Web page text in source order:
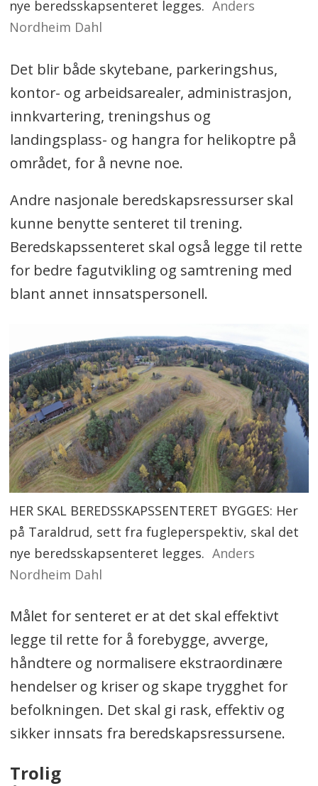
nye beredsskapsenteret legges. Anders
Nordheim Dahl
Det blir både skytebane, parkeringshus,
kontor- og arbeidsarealer, administrasjon,
innkvartering, treningshus og
landingsplass- og hangra for helikoptre på
området, for å nevne noe.
Andre nasjonale beredskapsressurser skal
kunne benytte senteret til trening.
Beredskapssenteret skal også legge til rette
for bedre fagutvikling og samtrening med
blant annet innsatspersonell.
HER SKAL BEREDSSKAPSSENTERET BYGGES: Her
på Taraldrud, sett fra fugleperspektiv, skal det
nye beredsskapsenteret legges. Anders
Nordheim Dahl
Målet for senteret er at det skal effektivt
legge til rette for å forebygge, avverge,
håndtere og normalisere ekstraordinære
hendelser og kriser og skape trygghet for
befolkningen. Det skal gi rask, effektiv og
sikker innsats fra beredskapsressursene.
Trolig